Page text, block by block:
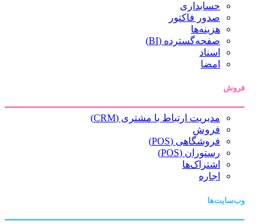
حسابداری
صدور فاکتور
هزینه‌ها
صفحه‌گسترده (BI)
اسناد
امضا
فروش
مدیریت ارتباط با مشتری (CRM)
فروش
فروشگاهی (POS)
رستوران (POS)
اشتراک‌ها
اجاره
وب‌سایت‌ها